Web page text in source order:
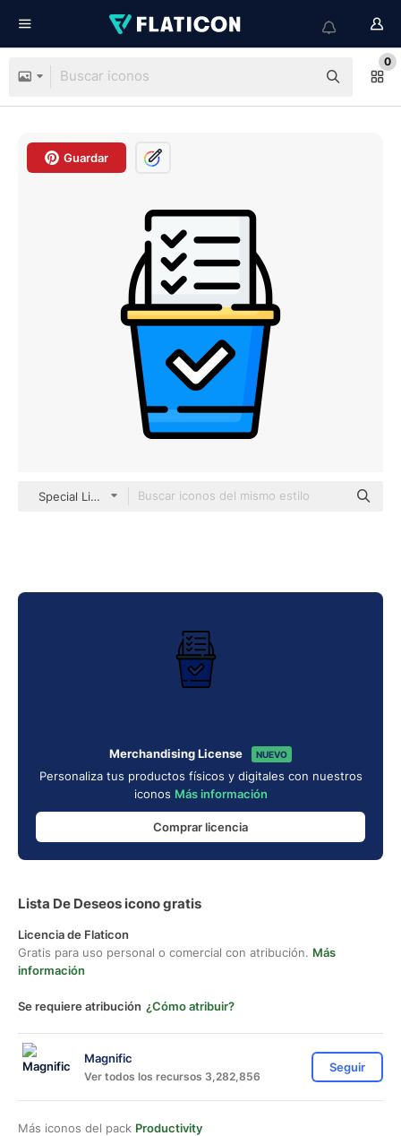
0
Guardar
Special Lineal color
Merchandising License NUEVO
Personaliza tus productos físicos y digitales con nuestros
iconos Más información
Comprar licencia
Lista De Deseos icono gratis
Licencia de Flaticon
Gratis para uso personal o comercial con atribución. Más
información
Se requiere atribución ¿Cómo atribuir?
Magnific
Ver todos los recursos 3,282,856
Seguir
Más iconos del pack Productivity